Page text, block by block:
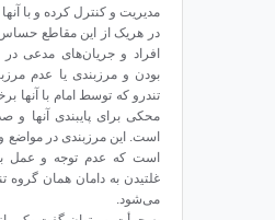
مدیریت و کنترل کرده و با
در هریک از این مقاطع
افراد و جریان‌های مدعی
بودن و مرزبندی یا عدم
تندرو که توسط امام با آنها
محکی برای پایبندی آنها و
است. این مرزبندی در مواضع
است که عدم توجه و عمل
غلتیدن به دامان همان گروه
می‌شود.